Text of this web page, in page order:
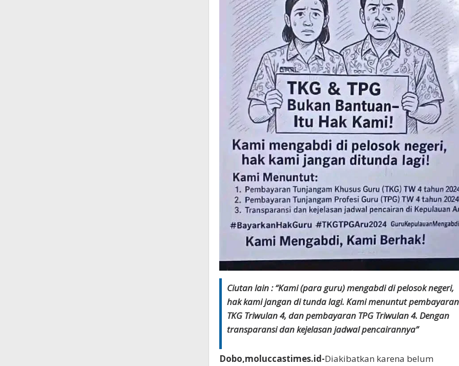
Ciutan lain : “Kami (para guru) mengabdi di pelosok negeri,
hak kami jangan di tunda lagi. Kami menuntut pembayaran
TKG Triwulan 4, dan pembayaran TPG Triwulan 4. Dengan
transparansi dan kejelasan jadwal pencairannya”
Dobo,moluccastimes.id-Diakibatkan karena belum